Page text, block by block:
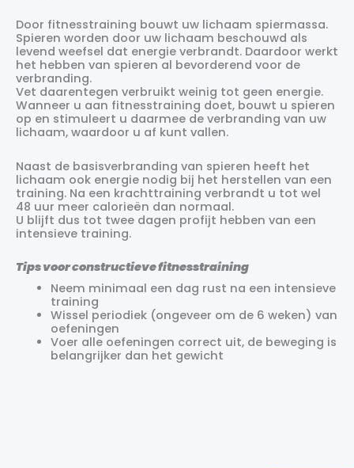
Door fitnesstraining bouwt uw lichaam spiermassa.
Spieren worden door uw lichaam beschouwd als
levend weefsel dat energie verbrandt. Daardoor werkt
het hebben van spieren al bevorderend voor de
verbranding.
Vet daarentegen verbruikt weinig tot geen energie.
Wanneer u aan fitnesstraining doet, bouwt u spieren
op en stimuleert u daarmee de verbranding van uw
lichaam, waardoor u af kunt vallen.
Naast de basisverbranding van spieren heeft het
lichaam ook energie nodig bij het herstellen van een
training. Na een krachttraining verbrandt u tot wel
48 uur meer calorieën dan normaal.
U blijft dus tot twee dagen profijt hebben van een
intensieve training.
Tips voor constructieve fitnesstraining
Neem minimaal een dag rust na een intensieve
training
Wissel periodiek (ongeveer om de 6 weken) van
oefeningen
Voer alle oefeningen correct uit, de beweging is
belangrijker dan het gewicht